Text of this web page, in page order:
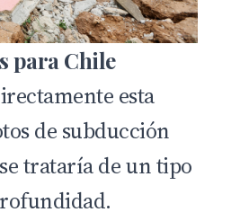
para Chile
esta
de subducción
trataría de un tipo